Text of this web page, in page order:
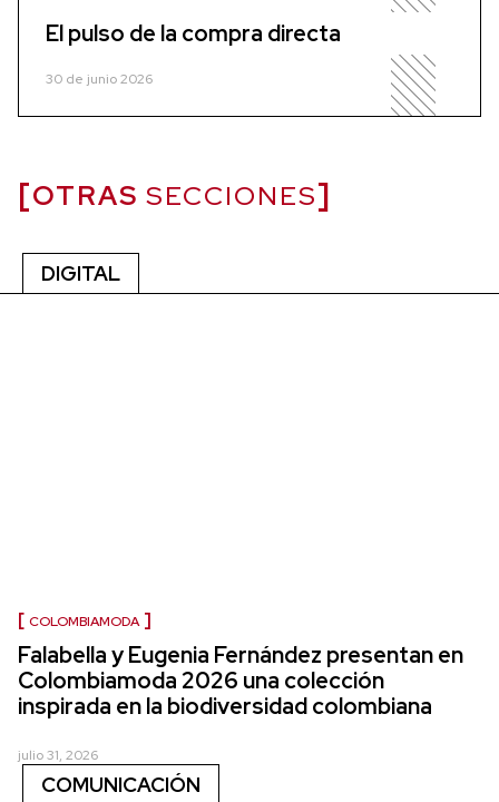
El pulso de la compra directa
30 de junio 2026
OTRAS SECCIONES
DIGITAL
COLOMBIAMODA
Falabella y Eugenia Fernández presentan en
Colombiamoda 2026 una colección
inspirada en la biodiversidad colombiana
julio 31, 2026
COMUNICACIÓN